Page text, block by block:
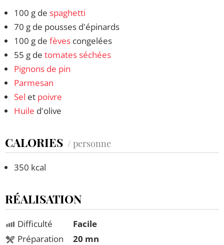
100 g de spaghetti
70 g de pousses d'épinards
100 g de fèves congelées
55 g de tomates séchées
Pignons de pin
Parmesan
Sel et poivre
Huile d'olive
CALORIES / personne
350 kcal
RÉALISATION
Difficulté
Préparation
Facile
20 mn